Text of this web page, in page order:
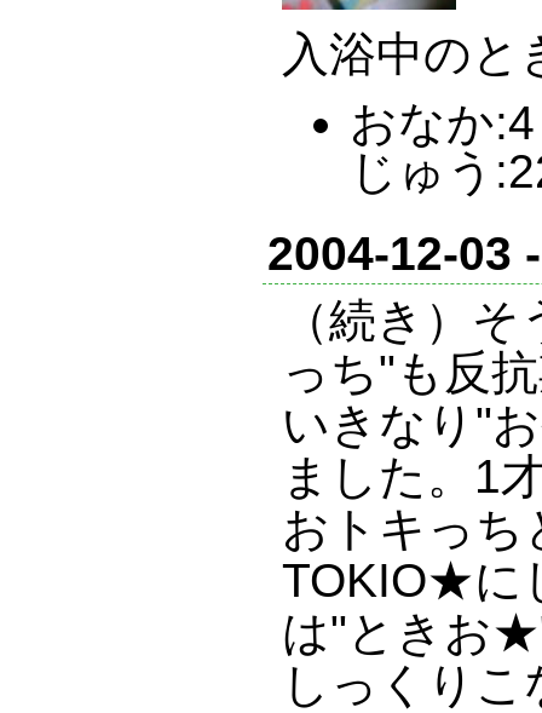
入浴中のと
おなか
じゅう
2004-12-03
（続き）
っち"も反
いきなり"
ました。1
おトキっち
TOKIO★に
は"ときお
しっくり